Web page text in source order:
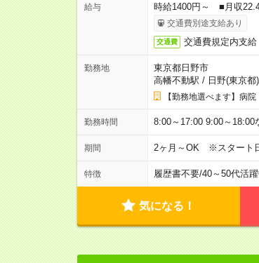
給与 時給1400円～ ■月収22.4
交通費別途支給あり
交通費 交通費規定内支給
勤務地
東京都日野市
高幡不動駅 / 日野(東京都
【勤務地選べます】病
勤務時間 8:00～17:00 9:00～18:00
期間 2ヶ月～OK ※スタート
特徴 履歴書不要/40～50代活
気になる！